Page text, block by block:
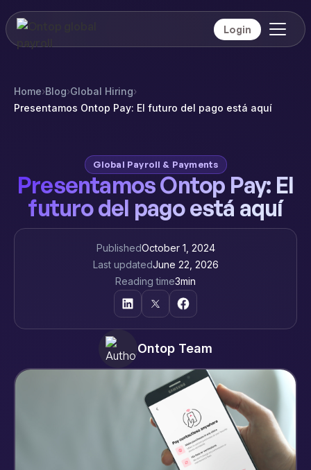
Login
Home›Blog›Global Hiring›
Presentamos Ontop Pay: El futuro del pago está aquí
Global Payroll & Payments
Presentamos Ontop Pay: El
futuro del pago está aquí
PublishedOctober 1, 2024
Last updatedJune 22, 2026
Reading time3min
Ontop Team